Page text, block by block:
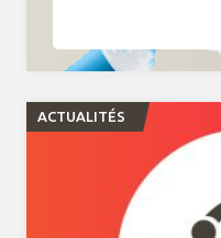
ACTUALITÉS